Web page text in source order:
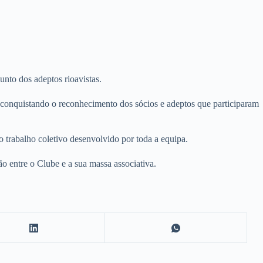
dos adeptos rioavistas.
o reconhecimento dos sócios e adeptos que participaram
trabalho coletivo desenvolvido por toda a equipa.
o Clube e a sua massa associativa.